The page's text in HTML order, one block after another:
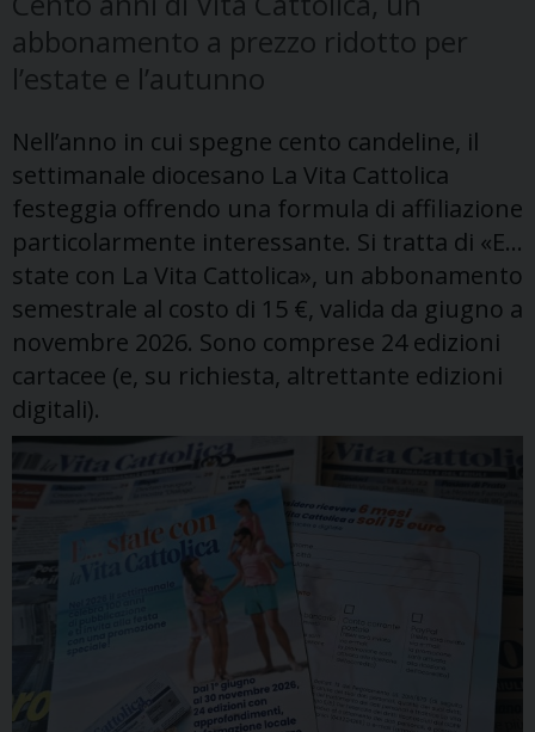
abbonamento a prezzo ridotto per
l’estate e l’autunno
Nell’anno in cui spegne cento candeline, il
settimanale diocesano La Vita Cattolica
festeggia offrendo una formula di affiliazione
particolarmente interessante. Si tratta di «E…
state con La Vita Cattolica», un abbonamento
semestrale al costo di 15 €, valida da giugno a
novembre 2026. Sono comprese 24 edizioni
cartacee (e, su richiesta, altrettante edizioni
digitali).